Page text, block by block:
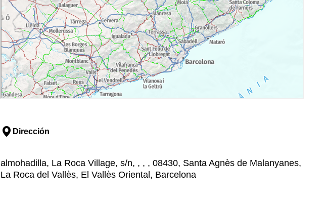
Dirección
almohadilla, La Roca Village, s/n, , , , 08430, Santa Agnès de Malanyanes,
La Roca del Vallès, El Vallès Oriental, Barcelona